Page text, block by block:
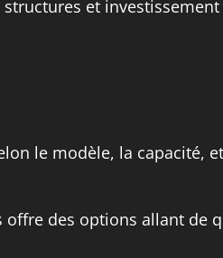
et
le modèle, la capacité,
des options allant de